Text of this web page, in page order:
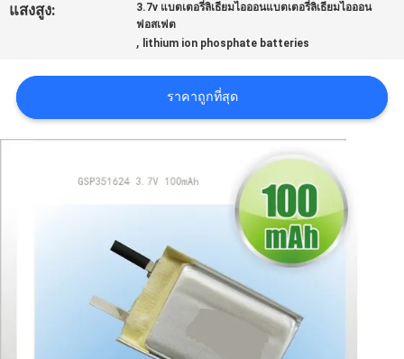
ขอ
แสงสูง:
3.7v แบตเตอรี่ลิเธียมไอออนแบตเตอรี่ลิเธียมไอออน
ฟอสเฟต
, lithium ion phosphate batteries
ราคาถูกที่สุด